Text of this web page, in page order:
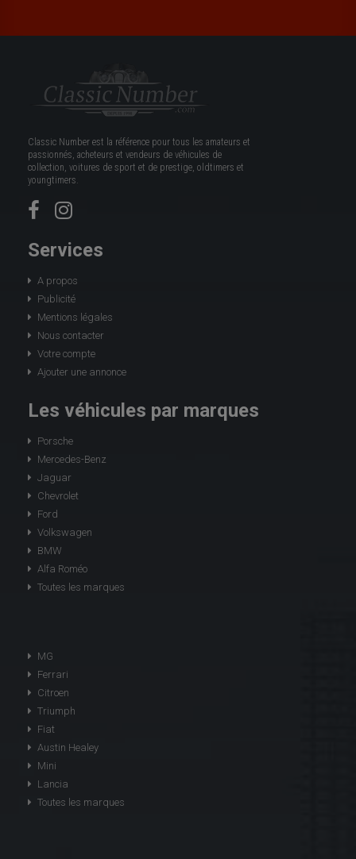
Classic Number est la référence pour tous les amateurs et
passionnés, acheteurs et vendeurs de véhicules de
collection, voitures de sport et de prestige, oldtimers et
youngtimers.
Services
A propos
Publicité
Mentions légales
Nous contacter
Votre compte
Ajouter une annonce
Les véhicules par marques
Porsche
Mercedes-Benz
Jaguar
Chevrolet
Ford
Volkswagen
BMW
Alfa Roméo
Toutes les marques
MG
Ferrari
Citroen
Triumph
Fiat
Austin Healey
Mini
Lancia
Toutes les marques